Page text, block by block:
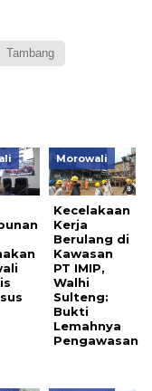
Tambang
Morowali
Kecelakaan
Kerja
Berulang di
Kawasan
PT IMIP,
Walhi
Sulteng:
Bukti
Lemahnya
Pengawasan